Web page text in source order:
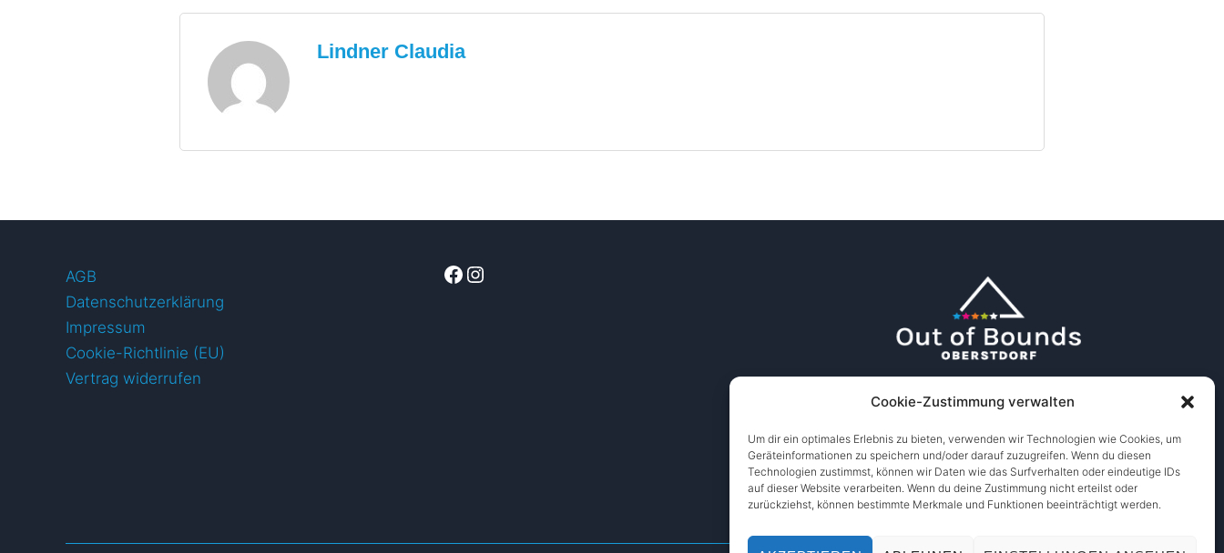
Cookie-Zustimmung verwalten
Um dir ein optimales Erlebnis zu bieten, verwenden wir Technologien wie Cookies, um
Geräteinformationen zu speichern und/oder darauf zuzugreifen. Wenn du diesen
Technologien zustimmst, können wir Daten wie das Surfverhalten oder eindeutige IDs
auf dieser Website verarbeiten. Wenn du deine Zustimmung nicht erteilst oder
zurückziehst, können bestimmte Merkmale und Funktionen beeinträchtigt werden.
Lindner Claudia
AGB
Datenschutzerklärung
Impressum
Cookie-Richtlinie (EU)
Vertrag widerrufen
Facebook
Instagram